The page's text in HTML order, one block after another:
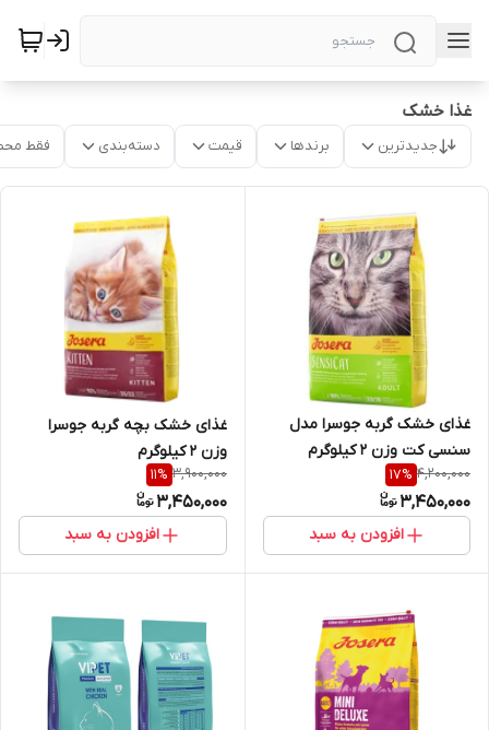
غذا خشک
جدیدترین برندها قیمت دسته‌بندی فقط
غذای خشک گربه جوسرا مدل
سنسی کت وزن 2 کیلوگرم
4,200,000
17%
3,450,000
افزودن به سبد
غذای خشک بچه گربه جوسرا
وزن 2 کیلوگرم
3,900,000
11%
3,450,000
افزودن به سبد